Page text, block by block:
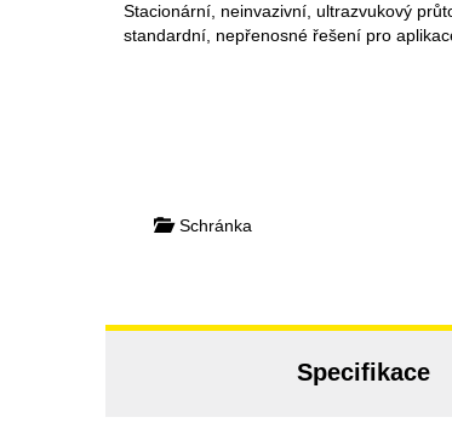
Stacionární, neinvazivní, ultrazvukový
standardní, nepřenosné řešení pro
Schránka
Specifikace